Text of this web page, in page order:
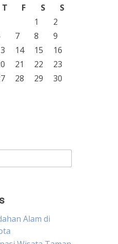
T F S
S
1
2
7 8
9
14 15
16
21 22
23
28 29
30
Alam di